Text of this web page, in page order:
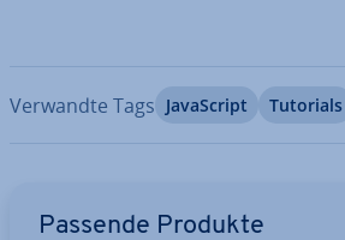
Verwandte Tags Ja­va­Script Tutorials
Passende Produkte